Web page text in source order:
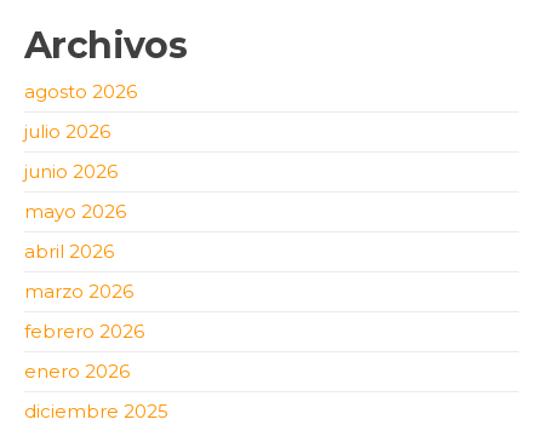
Archivos
agosto 2026
julio 2026
junio 2026
mayo 2026
abril 2026
marzo 2026
febrero 2026
enero 2026
diciembre 2025